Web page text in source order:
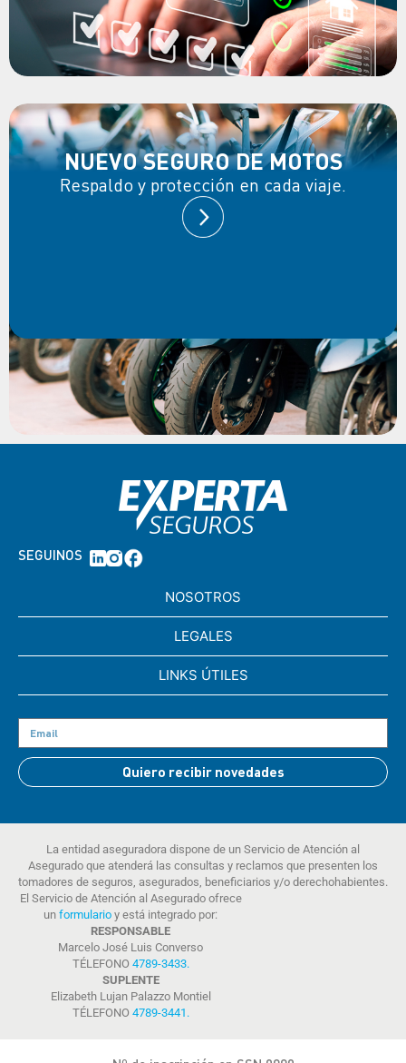
NUEVO SEGURO DE MOTOS
Respaldo y protección en cada viaje.
SEGUINOS
NOSOTROS
LEGALES
LINKS ÚTILES
Quiero recibir novedades
La entidad aseguradora dispone de un Servicio de Atención al
Asegurado que atenderá las consultas y reclamos que presenten los
tomadores de seguros, asegurados, beneficiarios y/o derechohabientes.
El Servicio de Atención al Asegurado ofrece
un formulario y está integrado por:
RESPONSABLE
Marcelo José Luis Converso
TÉLEFONO 4789-3433.
SUPLENTE
Elizabeth Lujan Palazzo Montiel
TÉLEFONO 4789-3441 .